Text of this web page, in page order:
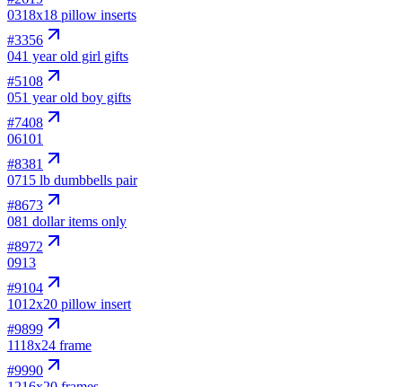
0318x18 pillow inserts
#3356
041 year old girl gifts
#5108
051 year old boy gifts
#7408
06101
#8381
0715 lb dumbbells pair
#8673
081 dollar items only
#8972
0913
#9104
1012x20 pillow insert
#9899
1118x24 frame
#9990